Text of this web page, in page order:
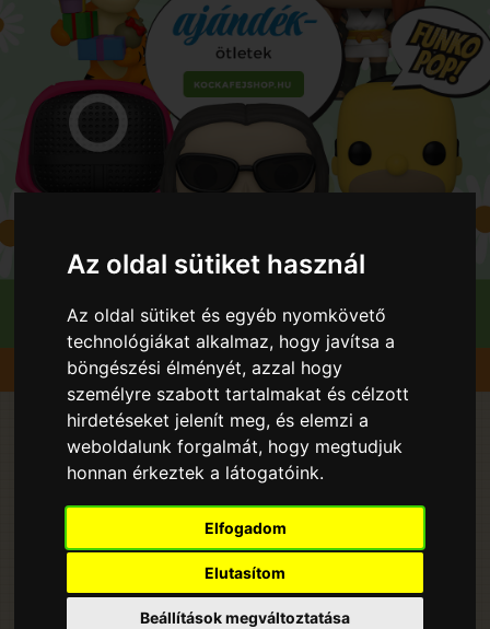
Az oldal sütiket használ
Az oldal sütiket és egyéb nyomkövető
technológiákat alkalmaz, hogy javítsa a
böngészési élményét, azzal hogy
személyre szabott tartalmakat és célzott
hirdetéseket jelenít meg, és elemzi a
weboldalunk forgalmát, hogy megtudjuk
honnan érkeztek a látogatóink.
Elfogadom
Elutasítom
Beállítások megváltoztatása
Szedd magad Cseresznye
Szedd és/vagy vedd magad
Cseresznye lelőhelyek 2026
évben - Magyarországon -
országos lista